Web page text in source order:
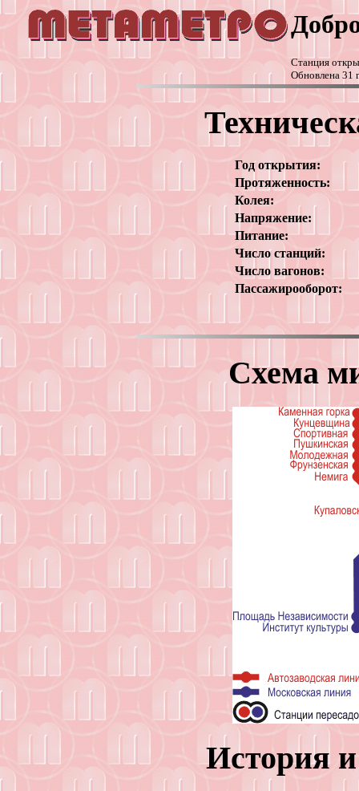
Станция
Обновлена 31
Год открытия:
Протяженность:
Колея:
Напряжение:
Питание:
Число станций:
Число вагонов:
Пассажирооборот:
Схема
История